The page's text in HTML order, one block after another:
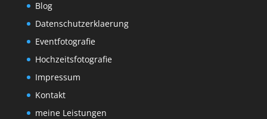
Blog
Datenschutzerklaerung
Eventfotografie
Hochzeitsfotografie
Impressum
Kontakt
meine Leistungen